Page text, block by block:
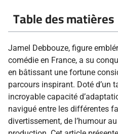
Table des matières
Jamel Debbouze, figure
comédie en France, a su
en bâtissant une fortune
parcours inspirant. Doté d’un
incroyable capacité
navigué entre les différentes
divertissement, de l’humour